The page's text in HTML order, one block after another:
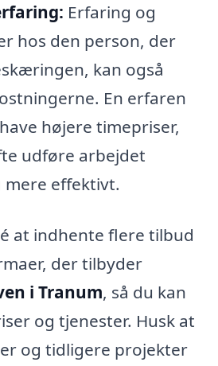
Erfaring og
hos den person, der
kan også
En erfaren
højere timepriser,
udføre arbejdet
effektivt.
at indhente flere tilbud
der tilbyder
i Tranum, så du kan
og tjenester. Husk at
og tidligere projekter